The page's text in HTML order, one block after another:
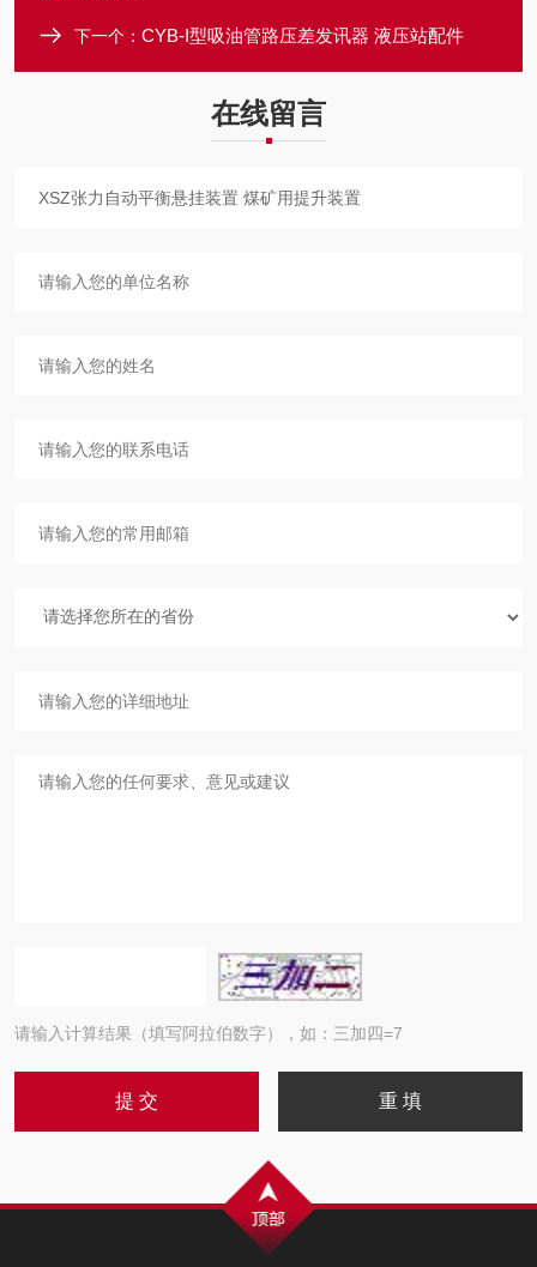
下一个： CYB-I型吸油管路压差发讯器 液压站配件
在线留言
请输入计算结果（填写阿拉伯数字），如：三加四=7